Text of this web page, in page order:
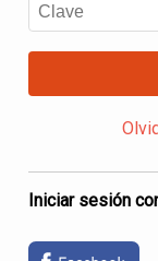
Iniciar sesión